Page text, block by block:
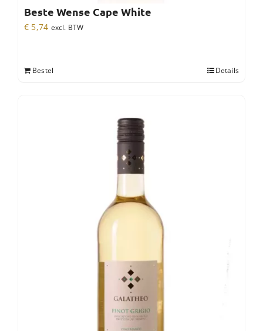
Beste Wense Cape White
€ 5,74 excl. BTW
Bestel Details